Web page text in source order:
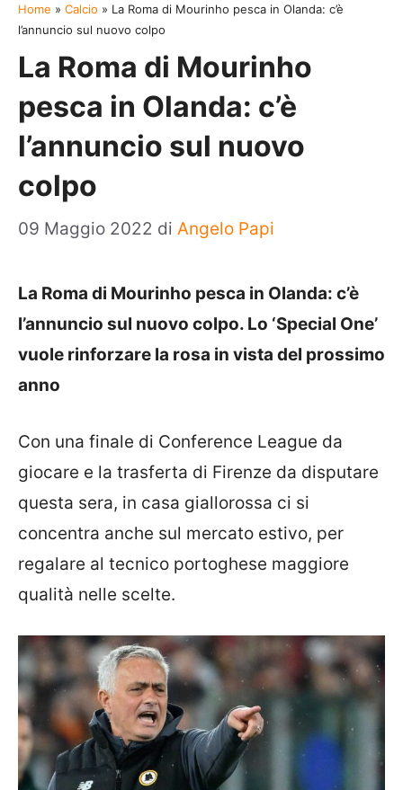
Home » Calcio » La Roma di Mourinho pesca in Olanda: c’è
l’annuncio sul nuovo colpo
La Roma di Mourinho
pesca in Olanda: c’è
l’annuncio sul nuovo
colpo
09 Maggio 2022 di Angelo Papi
La Roma di Mourinho pesca in Olanda: c’è
l’annuncio sul nuovo colpo. Lo ‘Special One’
vuole rinforzare la rosa in vista del prossimo
anno
Con una finale di Conference League da
giocare e la trasferta di Firenze da disputare
questa sera, in casa giallorossa ci si
concentra anche sul mercato estivo, per
regalare al tecnico portoghese maggiore
qualità nelle scelte.